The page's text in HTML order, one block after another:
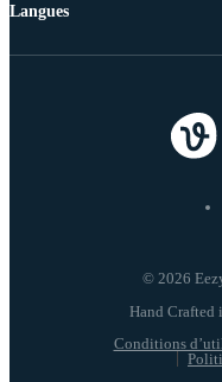
© 2026
Conditions
Langues